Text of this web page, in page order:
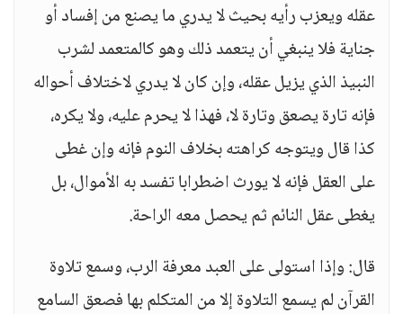
عقله ويعزب رأيه بحيث لا يدري ما يصنع من إفساد أو
جناية فلا ينبغي أن يتعمد ذلك وهو كالمتعمد لشرب
النبيذ الذي يزيل عقله، وإن كان لا يدري لاختلاف أحواله
فإنه تارة يصعق وتارة لا، فهذا لا يحرم عليه، ولا يكره،
كذا قال ويتوجه كراهته بخلاف النوم فإنه وإن غطى
على العقل فإنه لا يورث اضطرابا تفسد به الأموال، بل
يغطى عقل النائم ثم يحصل معه الراحة.
قال: وإذا استولى على العبد معرفة الرب، وسمع تلاوة
القرآن لم يسمع التلاوة إلا من المتكلم بها فصعق السامع